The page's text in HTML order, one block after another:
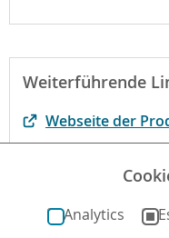
Weiterführende
Webseite der
Der Film bei
Analytics